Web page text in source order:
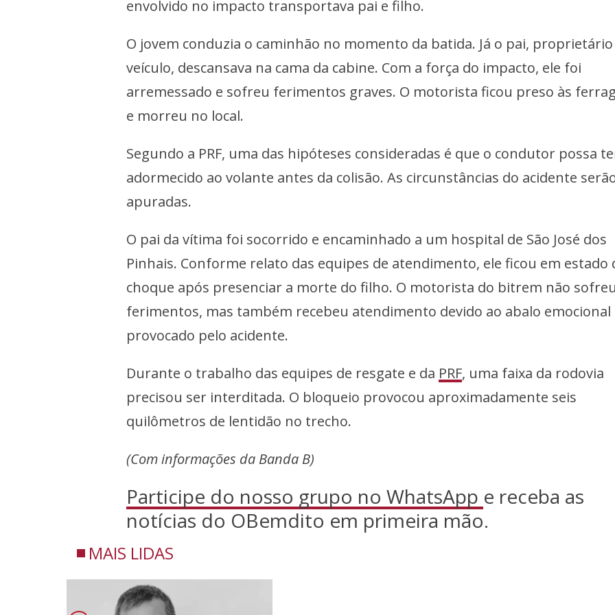
envolvido no impacto transportava pai e filho.
O jovem conduzia o caminhão no momento da batida. Já o pai,
veículo, descansava na cama da cabine. Com a força do impacto, ele foi
arremessado e sofreu ferimentos graves. O motorista ficou preso às
e morreu no local.
Segundo a PRF, uma das hipóteses consideradas é que o condutor possa
adormecido ao volante antes da colisão. As circunstâncias do acidente
apuradas.
O pai da vítima foi socorrido e encaminhado a um hospital de São José dos
Pinhais. Conforme relato das equipes de atendimento, ele ficou em estado
choque após presenciar a morte do filho. O motorista do bitrem não sofreu
ferimentos, mas também recebeu atendimento devido ao abalo emocional
provocado pelo acidente.
Durante o trabalho das equipes de resgate e da PRF, uma faixa da rodovia
precisou ser interditada. O bloqueio provocou aproximadamente seis
quilômetros de lentidão no trecho.
(Com informações da Banda B)
Participe do nosso grupo no WhatsApp e receba as
notícias do OBemdito em primeira mão.
MAIS LIDAS